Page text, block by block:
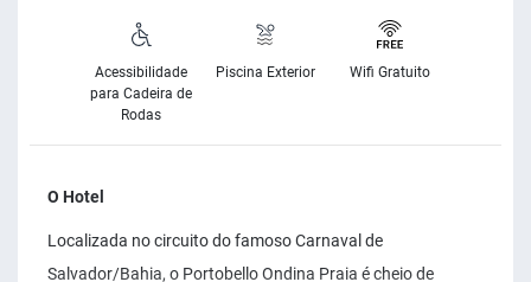
Acessibilidade
para Cadeira de
Rodas
Piscina Exterior Wifi Gratuito
O Hotel
Localizada no circuito do famoso Carnaval de
Salvador/Bahia, o Portobello Ondina Praia é cheio de